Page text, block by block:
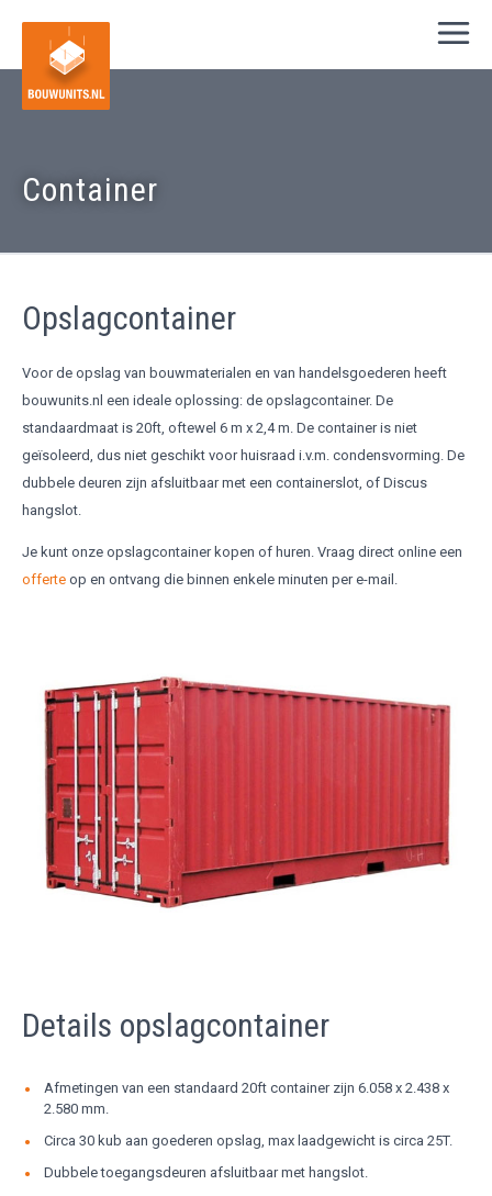
Container
Opslagcontainer
Voor de opslag van bouwmaterialen en van handelsgoederen heeft
bouwunits.nl een ideale oplossing: de opslagcontainer. De
standaardmaat is 20ft, oftewel 6 m x 2,4 m. De container is niet
geïsoleerd, dus niet geschikt voor huisraad i.v.m. condensvorming. De
dubbele deuren zijn afsluitbaar met een containerslot, of Discus
hangslot.
Je kunt onze opslagcontainer kopen of huren. Vraag direct online een
offerte op en ontvang die binnen enkele minuten per e-mail.
Details opslagcontainer
Afmetingen van een standaard 20ft container zijn 6.058 x 2.438 x
2.580 mm.
Circa 30 kub aan goederen opslag, max laadgewicht is circa 25T.
Dubbele toegangsdeuren afsluitbaar met hangslot.